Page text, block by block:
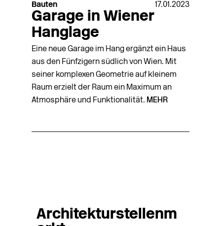
Bauten 17.01.2023
Garage in Wiener
Hanglage
Eine neue Garage im Hang ergänzt ein Haus
aus den Fünfzigern südlich von Wien. Mit
seiner komplexen Geometrie auf kleinem
Raum erzielt der Raum ein Maximum an
Atmosphäre und Funktionalität. MEHR
Architekturstellenm